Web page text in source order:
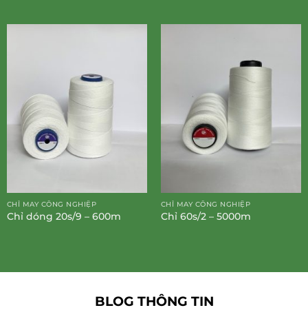
CHỈ MAY CÔNG NGHIỆP
Chỉ dóng 20s/9 – 600m
CHỈ MAY CÔNG NGHIỆP
Chỉ 60s/2 – 5000m
BLOG THÔNG TIN